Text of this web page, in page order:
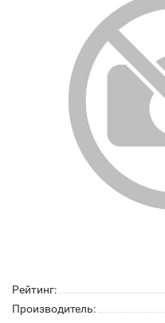
Рейтинг:
Производитель: